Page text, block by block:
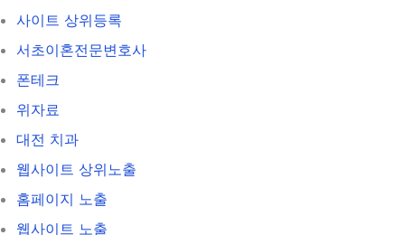
사이트 상위등록
서초이혼전문변호사
폰테크
위자료
대전 치과
웹사이트 상위노출
홈페이지 노출
웹사이트 노출